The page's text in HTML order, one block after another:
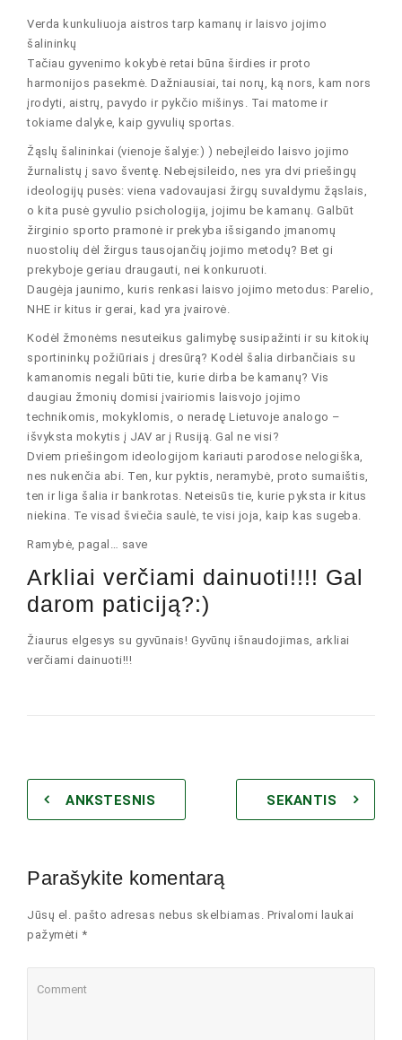
Verda kunkuliuoja aistros tarp kamanų ir laisvo jojimo
šalininkų
Tačiau gyvenimo kokybė retai būna širdies ir proto
harmonijos pasekmė. Dažniausiai, tai norų, ką nors, kam nors
įrodyti, aistrų, pavydo ir pykčio mišinys. Tai matome ir
tokiame dalyke, kaip gyvulių sportas.
Žąslų šalininkai (vienoje šalyje:) ) nebeįleido laisvo jojimo
žurnalistų į savo šventę. Nebeįsileido, nes yra dvi priešingų
ideologijų pusės: viena vadovaujasi žirgų suvaldymu žąslais,
o kita pusė gyvulio psichologija, jojimu be kamanų. Galbūt
žirginio sporto pramonė ir prekyba išsigando įmanomų
nuostolių dėl žirgus tausojančių jojimo metodų? Bet gi
prekyboje geriau draugauti, nei konkuruoti.
Daugėja jaunimo, kuris renkasi laisvo jojimo metodus: Parelio,
NHE ir kitus ir gerai, kad yra įvairovė.
Kodėl žmonėms nesuteikus galimybę susipažinti ir su kitokių
sportininkų požiūriais į dresūrą? Kodėl šalia dirbančiais su
kamanomis negali būti tie, kurie dirba be kamanų? Vis
daugiau žmonių domisi įvairiomis laisvojo jojimo
technikomis, mokyklomis, o neradę Lietuvoje analogo –
išvyksta mokytis į JAV ar į Rusiją. Gal ne visi?
Dviem priešingom ideologijom kariauti parodose nelogiška,
nes nukenčia abi. Ten, kur pyktis, neramybė, proto sumaištis,
ten ir liga šalia ir bankrotas. Neteisūs tie, kurie pyksta ir kitus
niekina. Te visad šviečia saulė, te visi joja, kaip kas sugeba.
Ramybė, pagal… save
Arkliai verčiami dainuoti!!!! Gal
darom paticiją?:)
Žiaurus elgesys su gyvūnais! Gyvūnų išnaudojimas, arkliai
verčiami dainuoti!!!
ANKSTESNIS SEKANTIS
Parašykite komentarą
Jūsų el. pašto adresas nebus skelbiamas. Privalomi laukai
pažymėti *